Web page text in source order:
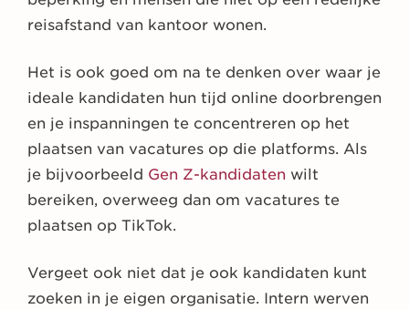
reisafstand van kantoor wonen.
Het is ook goed om na te denken over waar je
ideale kandidaten hun tijd online doorbrengen
en je inspanningen te concentreren op het
plaatsen van vacatures op die platforms. Als
je bijvoorbeeld Gen Z-kandidaten wilt
bereiken, overweeg dan om vacatures te
plaatsen op TikTok.
Vergeet ook niet dat je ook kandidaten kunt
zoeken in je eigen organisatie. Intern werven